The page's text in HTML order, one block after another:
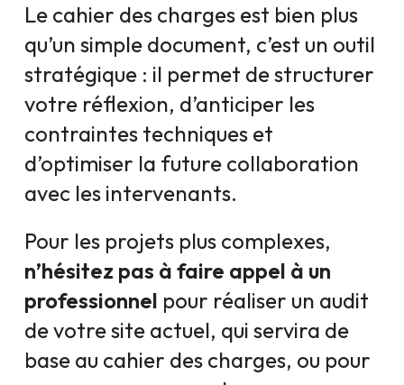
Le cahier des charges est bien plus
qu’un simple document, c’est un outil
stratégique : il permet de structurer
votre réflexion, d’anticiper les
contraintes techniques et
d’optimiser la future collaboration
avec les intervenants.
Pour les projets plus complexes,
n’hésitez pas à faire appel à un
professionnel pour réaliser un audit
de votre site actuel, qui servira de
base au cahier des charges, ou pour